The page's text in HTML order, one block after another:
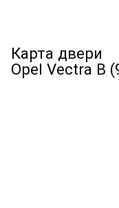
Карта двери
Opel Vectra B